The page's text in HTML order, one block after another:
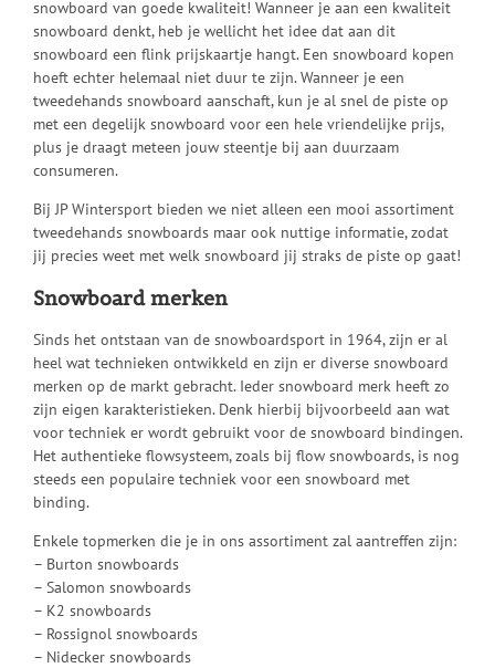
snowboard van goede kwaliteit! Wanneer je aan een kwaliteit
snowboard denkt, heb je wellicht het idee dat aan dit
snowboard een flink prijskaartje hangt. Een snowboard kopen
hoeft echter helemaal niet duur te zijn. Wanneer je een
tweedehands snowboard aanschaft, kun je al snel de piste op
met een degelijk snowboard voor een hele vriendelijke prijs,
plus je draagt meteen jouw steentje bij aan duurzaam
consumeren.
Bij JP Wintersport bieden we niet alleen een mooi assortiment
tweedehands snowboards maar ook nuttige informatie, zodat
jij precies weet met welk snowboard jij straks de piste op gaat!
Snowboard merken
Sinds het ontstaan van de snowboardsport in 1964, zijn er al
heel wat technieken ontwikkeld en zijn er diverse snowboard
merken op de markt gebracht. Ieder snowboard merk heeft zo
zijn eigen karakteristieken. Denk hierbij bijvoorbeeld aan wat
voor techniek er wordt gebruikt voor de snowboard bindingen.
Het authentieke flowsysteem, zoals bij flow snowboards, is nog
steeds een populaire techniek voor een snowboard met
binding.
Enkele topmerken die je in ons assortiment zal aantreffen zijn:
– Burton snowboards
– Salomon snowboards
– K2 snowboards
– Rossignol snowboards
– Nidecker snowboards